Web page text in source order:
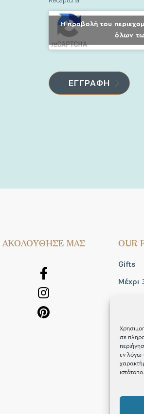
σε
εν λόγω
ιστότοπο.
Η προβολή του
όλων
AΚΟΛΟΥΘΗΣΕ ΜΑΣ OUR
Gifts
Μέχρι